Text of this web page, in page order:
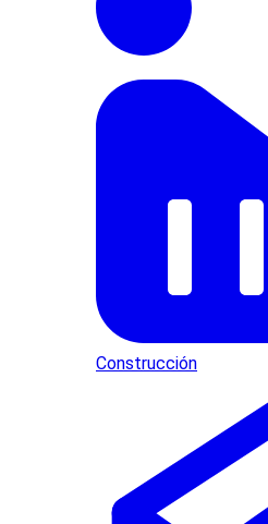
Construcción